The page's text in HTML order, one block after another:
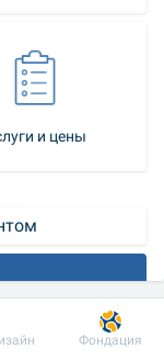
и цены
для
Фондация